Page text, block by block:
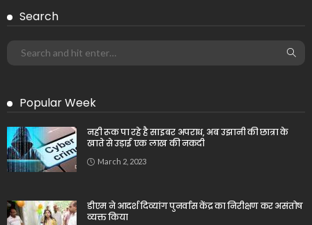
Search
Popular Week
नही रूक पा रहे है साइबर अपराध, अब उझानी की छात्रा के
खाते से उड़ाई एक लाख की नकदी
March 2, 2023
डीएम ने आदर्श दिव्यांग पुनर्वास केंद्र का निरीक्षण कर असंतोष
व्यक्त किया